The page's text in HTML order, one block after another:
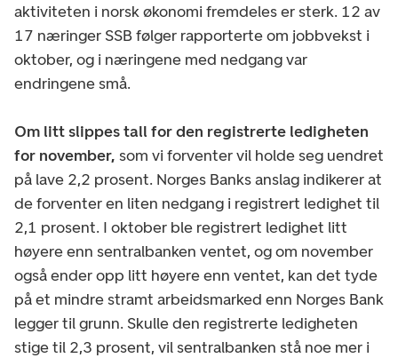
aktiviteten i norsk økonomi fremdeles er sterk. 12 av
17 næringer SSB følger rapporterte om jobbvekst i
oktober, og i næringene med nedgang var
endringene små.
Om litt slippes tall for den registrerte ledigheten
for november, som vi forventer vil holde seg uendret
på lave 2,2 prosent. Norges Banks anslag indikerer at
de forventer en liten nedgang i registrert ledighet til
2,1 prosent. I oktober ble registrert ledighet litt
høyere enn sentralbanken ventet, og om november
også ender opp litt høyere enn ventet, kan det tyde
på et mindre stramt arbeidsmarked enn Norges Bank
legger til grunn. Skulle den registrerte ledigheten
stige til 2,3 prosent, vil sentralbanken stå noe mer i